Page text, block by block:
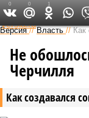
Версия //Власть //Как
Как создавался
Не
Черчилля
0 0 1